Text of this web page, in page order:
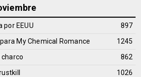
por EEUU
897
My Chemical Romance
1245
charco
862
1026